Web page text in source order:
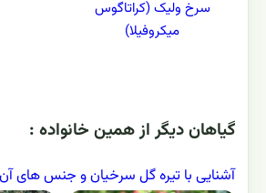
سرخ ولیک (کراتاگوس
میکروفیلا)
گياهان ديگر از همين خانواده :
آشنایی با تیره گل سرخیان و جنس های آن